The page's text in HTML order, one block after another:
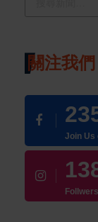
關注我們
Join Us
Follwers